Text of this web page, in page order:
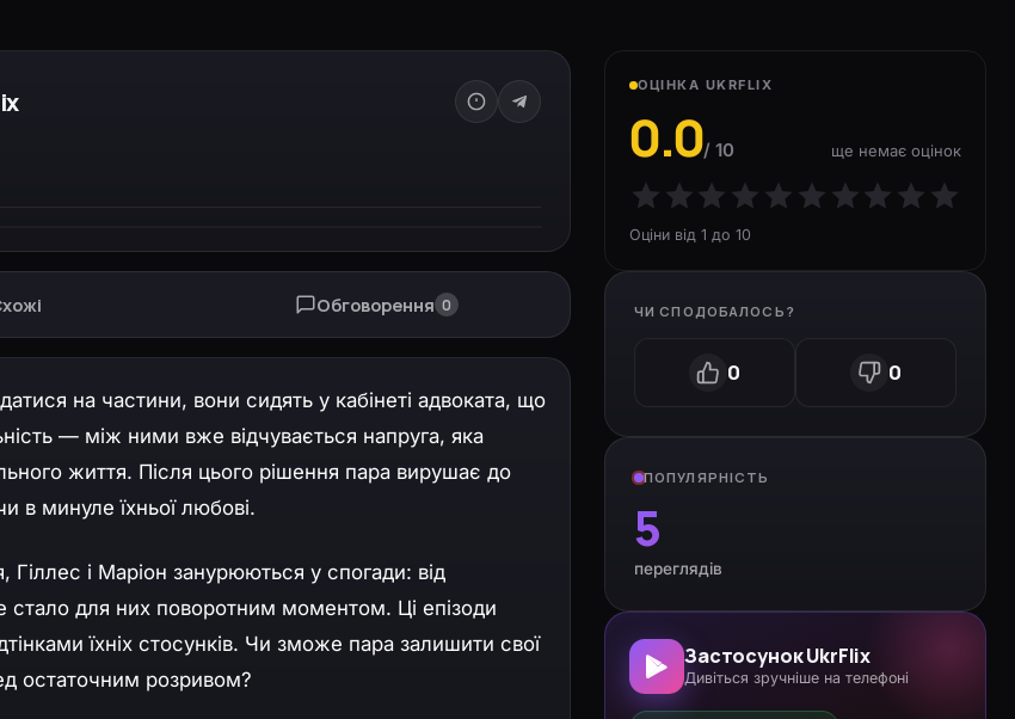
Обговорення 0
на частини, вони сидять у кабінеті адвоката, що
— між ними вже відчувається напруга, яка
життя. Після цього рішення пара вирушає до
в минуле їхньої любові.
і Маріон занурюються у спогади: від
для них поворотним моментом. Ці епізоди
їхніх стосунків. Чи зможе пара залишити свої
остаточним розривом?
ОЦІНКА UKRFLIX
0.0/ 10 ще немає оцінок
Оціни від 1 до 10
ЧИ СПОДОБАЛОСЬ?
0 0
ПОПУЛЯРНІСТЬ
5
переглядів
Застосунок UkrFlix
Дивіться зручніше на телефоні